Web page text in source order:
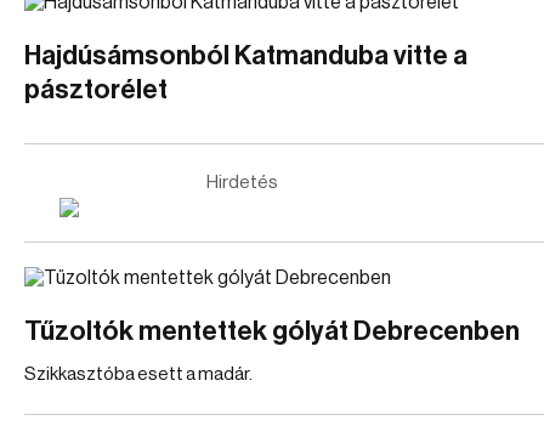
Hajdúsámsonból Katmanduba vitte a
pásztorélet
Hirdetés
Tűzoltók mentettek gólyát Debrecenben
Szikkasztóba esett a madár.